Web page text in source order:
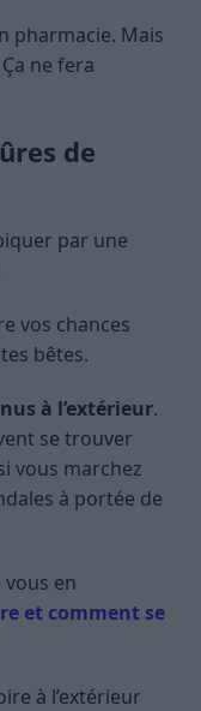
pharmacie. Mais
Ça ne fera
de
par une
vos chances
bêtes.
à l’extérieur.
se trouver
vous marchez
à portée de
en
et comment se
à l’extérieur